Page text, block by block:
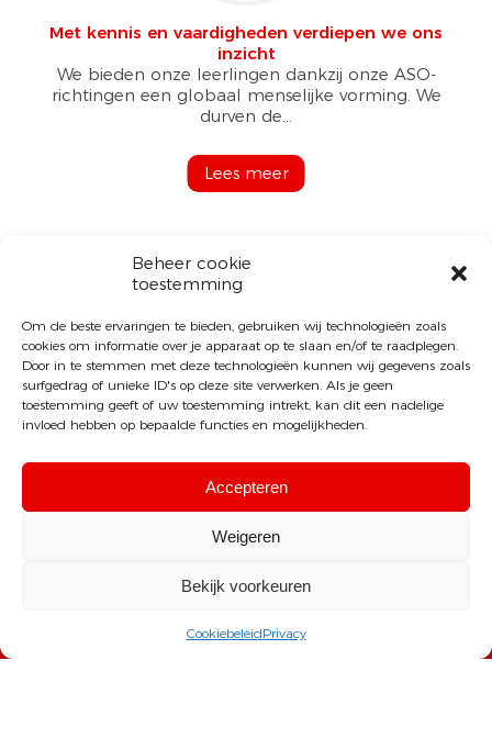
Beheer cookie
toestemming
Om de beste ervaringen te bieden, gebruiken wij technologieën zoals
cookies om informatie over je apparaat op te slaan en/of te raadplegen.
Door in te stemmen met deze technologieën kunnen wij gegevens zoals
surfgedrag of unieke ID's op deze site verwerken. Als je geen
toestemming geeft of uw toestemming intrekt, kan dit een nadelige
invloed hebben op bepaalde functies en mogelijkheden.
Accepteren
Weigeren
Bekijk voorkeuren
CookiebeleidPrivacy
Met kennis en vaardigheden verdiepen we ons
inzicht
We bieden onze leerlingen dankzij onze ASO-
richtingen een globaal menselijke vorming. We
durven de...
Lees meer
Sint-Michielscollege Brasschaat
T: +32 (0) 3 640 30 30